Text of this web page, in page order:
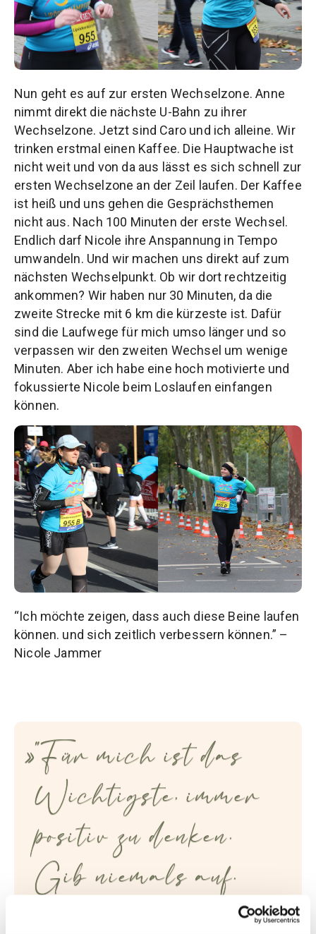
Nun geht es auf zur ersten Wechselzone. Anne
nimmt direkt die nächste U-Bahn zu ihrer
Wechselzone. Jetzt sind Caro und ich alleine. Wir
trinken erstmal einen Kaffee. Die Hauptwache ist
nicht weit und von da aus lässt es sich schnell zur
ersten Wechselzone an der Zeil laufen. Der Kaffee
ist heiß und uns gehen die Gesprächsthemen
nicht aus. Nach 100 Minuten der erste Wechsel.
Endlich darf Nicole ihre Anspannung in Tempo
umwandeln. Und wir machen uns direkt auf zum
nächsten Wechselpunkt. Ob wir dort rechtzeitig
ankommen? Wir haben nur 30 Minuten, da die
zweite Strecke mit 6 km die kürzeste ist. Dafür
sind die Laufwege für mich umso länger und so
verpassen wir den zweiten Wechsel um wenige
Minuten. Aber ich habe eine hoch motivierte und
fokussierte Nicole beim Loslaufen einfangen
können.
“Ich möchte zeigen, dass auch diese Beine laufen
können. und sich zeitlich verbessern können.” –
Nicole Jammer
"Für mich ist das
Wichtigste, immer
positiv zu denken.
Gib niemals auf.